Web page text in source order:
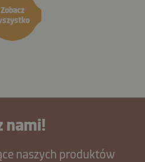
Zobacz
nami!
naszych produktów